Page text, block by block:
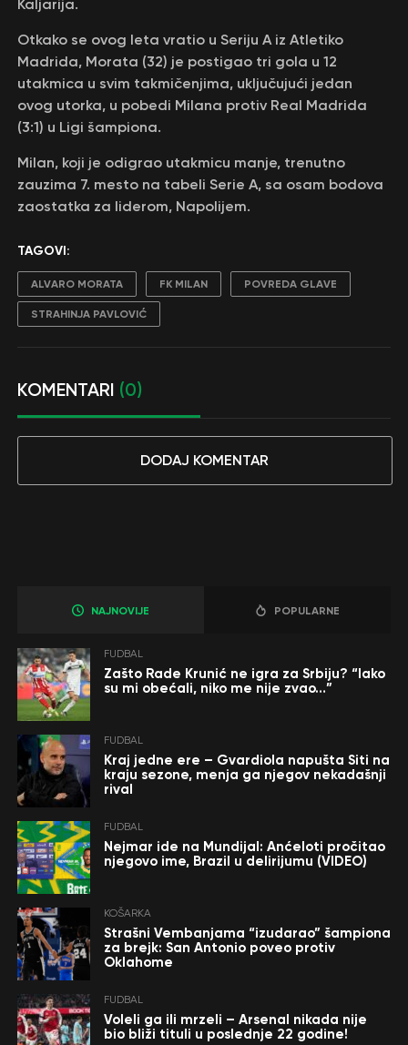
Kaljarija.
Otkako se ovog leta vratio u Seriju A iz Atletiko
Madrida, Morata (32) je postigao tri gola u 12
utakmica u svim takmičenjima, uključujući jedan
ovog utorka, u pobedi Milana protiv Real Madrida
(3:1) u Ligi šampiona.
Milan, koji je odigrao utakmicu manje, trenutno
zauzima 7. mesto na tabeli Serie A, sa osam bodova
zaostatka za liderom, Napolijem.
TAGOVI:
ALVARO MORATA FK MILAN POVREDA GLAVE
STRAHINJA PAVLOVIĆ
KOMENTARI (0)
DODAJ KOMENTAR
NAJNOVIJE POPULARNE
FUDBAL
Zašto Rade Krunić ne igra za Srbiju? “Iako
su mi obećali, niko me nije zvao…”
FUDBAL
Kraj jedne ere – Gvardiola napušta Siti na
kraju sezone, menja ga njegov nekadašnji
rival
FUDBAL
Nejmar ide na Mundijal: Anćeloti pročitao
njegovo ime, Brazil u delirijumu (VIDEO)
KOŠARKA
Strašni Vembanjama “izudarao” šampiona
za brejk: San Antonio poveo protiv
Oklahome
FUDBAL
Voleli ga ili mrzeli – Arsenal nikada nije
bio bliži tituli u poslednje 22 godine!